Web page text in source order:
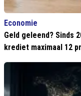
Economie
Geld geleend? Sinds
krediet maximaal 12